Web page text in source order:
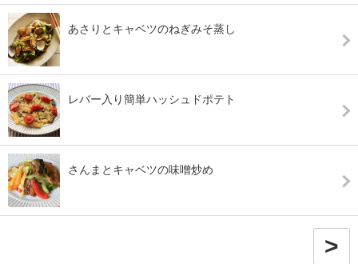
あさりとキャベツのねぎみそ蒸し
レバー入り簡単ハッシュドポテト
さんまとキャベツの味噌炒め
>